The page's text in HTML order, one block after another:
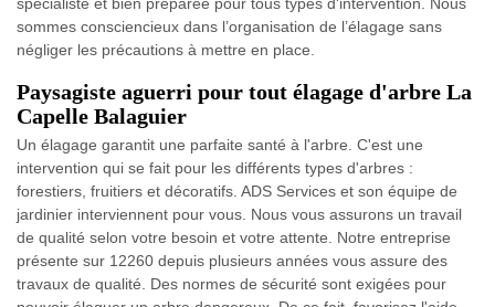
sommes consciencieux dans l’organisation de l’élagage sans
négliger les précautions à mettre en place.
Paysagiste aguerri pour tout élagage d'arbre La
Capelle Balaguier
Un élagage garantit une parfaite santé à l'arbre. C'est une
intervention qui se fait pour les différents types d'arbres :
forestiers, fruitiers et décoratifs. ADS Services et son équipe de
jardinier interviennent pour vous. Nous vous assurons un travail
de qualité selon votre besoin et votre attente. Notre entreprise
présente sur 12260 depuis plusieurs années vous assure des
travaux de qualité. Des normes de sécurité sont exigées pour